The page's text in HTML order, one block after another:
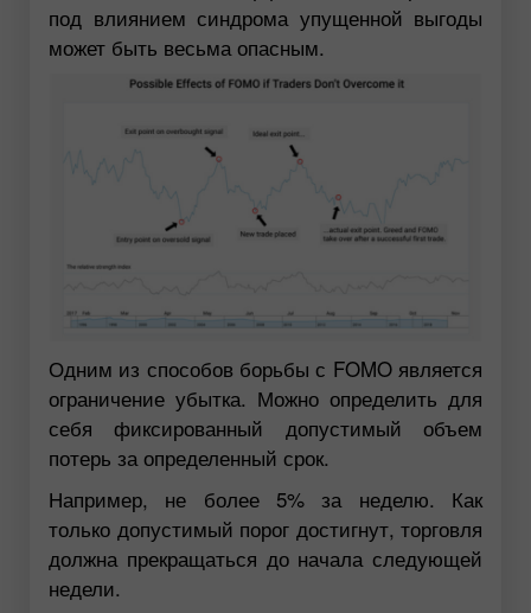
под влиянием синдрома упущенной выгоды
может быть весьма опасным.
Одним из способов борьбы с FOMO является
ограничение убытка. Можно определить для
себя фиксированный допустимый объем
потерь за определенный срок.
Например, не более 5% за неделю. Как
только допустимый порог достигнут, торговля
должна прекращаться до начала следующей
недели.